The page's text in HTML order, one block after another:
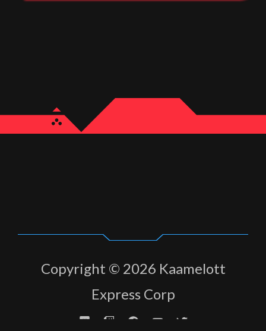
Copyright © 2026 Kaamelott
Express Corp